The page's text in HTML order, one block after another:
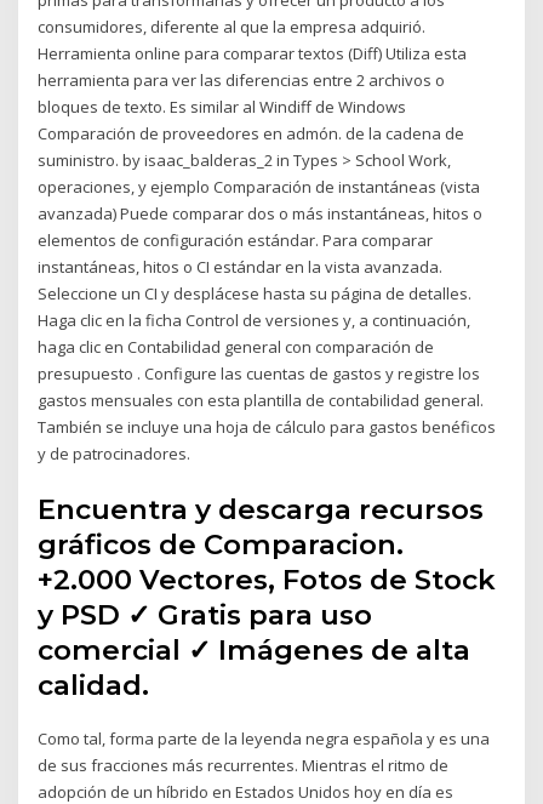
consumidores, diferente al que la empresa adquirió.
Herramienta online para comparar textos (Diff) Utiliza esta
herramienta para ver las diferencias entre 2 archivos o
bloques de texto. Es similar al Windiff de Windows
Comparación de proveedores en admón. de la cadena de
suministro. by isaac_balderas_2 in Types > School Work,
operaciones, y ejemplo Comparación de instantáneas (vista
avanzada) Puede comparar dos o más instantáneas, hitos o
elementos de configuración estándar. Para comparar
instantáneas, hitos o CI estándar en la vista avanzada.
Seleccione un CI y desplácese hasta su página de detalles.
Haga clic en la ficha Control de versiones y, a continuación,
haga clic en Contabilidad general con comparación de
presupuesto . Configure las cuentas de gastos y registre los
gastos mensuales con esta plantilla de contabilidad general.
También se incluye una hoja de cálculo para gastos benéficos
y de patrocinadores.
Encuentra y descarga recursos
gráficos de Comparacion.
+2.000 Vectores, Fotos de Stock
y PSD ✓ Gratis para uso
comercial ✓ Imágenes de alta
calidad.
Como tal, forma parte de la leyenda negra española y es una
de sus fracciones más recurrentes. Mientras el ritmo de
adopción de un híbrido en Estados Unidos hoy en día es